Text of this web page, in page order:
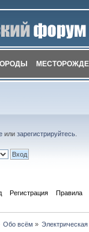
илизарегистрируйтесь
Регистрация Правила
Обо всём »